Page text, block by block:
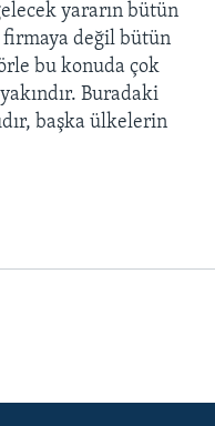
yararın bütün
firmaya değil bütün
bu konuda çok
Buradaki
başka ülkelerin